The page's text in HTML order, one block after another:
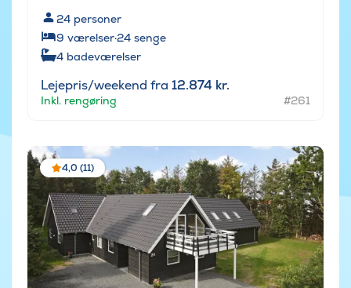
24 personer
9 værelser·24 senge
4 badeværelser
Lejepris/weekend fra 12.874 kr.
Inkl. rengøring #261
4,0 (11)